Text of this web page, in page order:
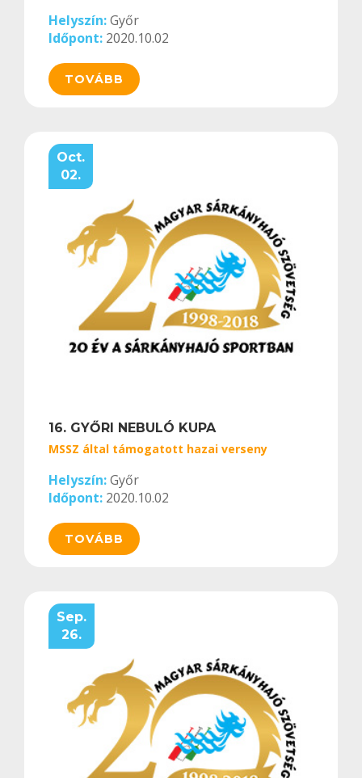
Helyszín:Győr
Időpont: 2020.10.02
TOVÁBB
Oct.
02.
16. GYŐRI NEBULÓ KUPA
MSSZ által támogatott hazai verseny
Helyszín:Győr
Időpont: 2020.10.02
TOVÁBB
Sep.
26.